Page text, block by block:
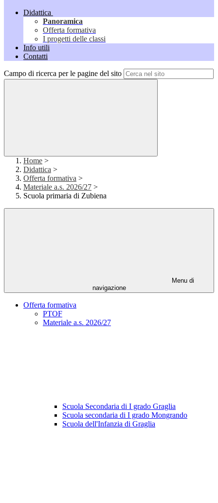
Didattica
Panoramica
Offerta formativa
I progetti delle classi
Info utili
Contatti
Campo di ricerca per le pagine del sito
Home >
Didattica >
Offerta formativa >
Materiale a.s. 2026/27 >
Scuola primaria di Zubiena
Menu di
navigazione
Offerta formativa
PTOF
Materiale a.s. 2026/27
Scuola Secondaria di I grado Graglia
Scuola secondaria di I grado Mongrando
Scuola dell'Infanzia di Graglia